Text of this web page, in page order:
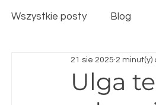
Wszystkie posty Blog
​Ulga
21 sie 2025 2 minut(y)